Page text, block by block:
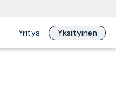
Yritys Yksityinen